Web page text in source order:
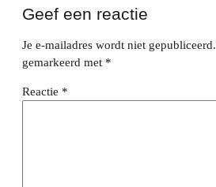
Geef een reactie
Je e-mailadres wordt niet gepubliceerd.
gemarkeerd met *
Reactie *